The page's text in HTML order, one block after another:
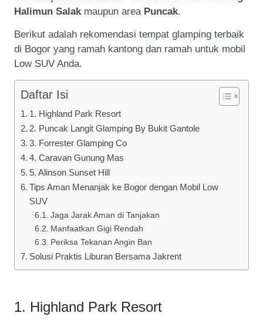
Halimun Salak maupun area Puncak.
Berikut adalah rekomendasi tempat glamping terbaik
di Bogor yang ramah kantong dan ramah untuk mobil
Low SUV Anda.
Daftar Isi
1. Highland Park Resort
2. Puncak Langit Glamping By Bukit Gantole
3. Forrester Glamping Co
4. Caravan Gunung Mas
5. Alinson Sunset Hill
Tips Aman Menanjak ke Bogor dengan Mobil Low
SUV
Jaga Jarak Aman di Tanjakan
Manfaatkan Gigi Rendah
Periksa Tekanan Angin Ban
Solusi Praktis Liburan Bersama Jakrent
1. Highland Park Resort